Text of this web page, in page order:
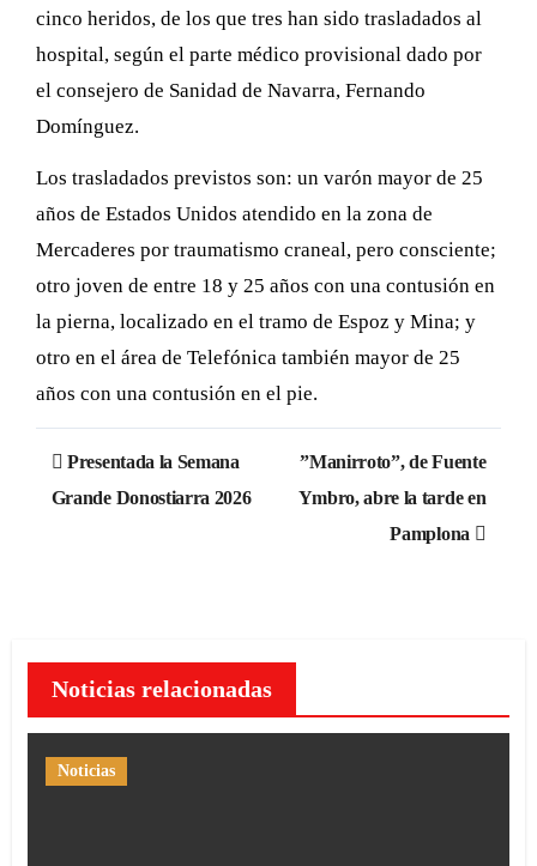
cinco heridos, de los que tres han sido trasladados al
hospital, según el parte médico provisional dado por
el consejero de Sanidad de Navarra, Fernando
Domínguez.
Los trasladados previstos son: un varón mayor de 25
años de Estados Unidos atendido en la zona de
Mercaderes por traumatismo craneal, pero consciente;
otro joven de entre 18 y 25 años con una contusión en
la pierna, localizado en el tramo de Espoz y Mina; y
otro en el área de Telefónica también mayor de 25
años con una contusión en el pie.
Navegación
de
Presentada la Semana
Grande Donostiarra 2026
”Manirroto”, de Fuente
Ymbro, abre la tarde en
Pamplona
Noticias relacionadas
Noticias